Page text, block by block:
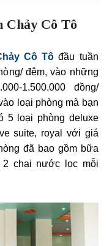
Chảy Cô Tô
Cô Tô đầu tuần
đêm, vào những
1.500.000 đồng/
loại phòng mà bạn
5 loại phòng deluxe
suite, royal với giá
đã bao gồm bữa
2 chai nước lọc mỗi